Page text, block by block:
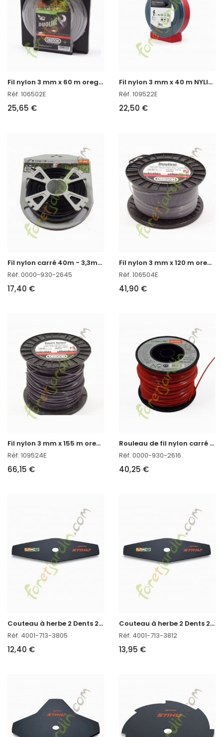
F
il nylon 3 mm x 60 m oregon réf : 106502E
Réf. 106502E
25,65 €
F
il nylon 3 mm x 40 m NYLIUM oregon réf : 109522E en stock
Réf. 109522E
22,50 €
F
il nylon carré 40m - 3,3mm Stihl
Réf. 0000-930-2645
17,40 €
F
il nylon 3 mm x 120 m oregon réf : 106504E
Réf. 106504E
41,90 €
F
il nylon 3 mm x 155 m oregon réf : 109524E
Réf. 109524E
66,15 €
R
ouleau de fil nylon carré 215m - 2,7mm Stihl
Réf. 0000-930-2616
40,25 €
C
outeau à herbe 2 Dents 230 Stihl
Réf. 4001-713-3805
12,40 €
C
outeau à herbe 2 Dents 260 Stihl
Réf. 4001-713-3812
13,95 €